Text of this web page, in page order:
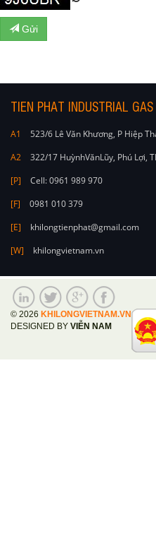
Gửi
TIEN PHAT INDUSTRIAL
A1
523/6 Lê Văn Khương, P Hiệp
A2
322/17 HuỳnhVănLũy, Phú Lợi,
[P]
Cell: 0961 989 970
[F]
0981 010 379
[E]
khilongtienphat@gmail.com
[W]
khilongvietnam.vn
© 2026 KHILONGVIETNAM.VN
DESIGNED BY VIỄN NAM